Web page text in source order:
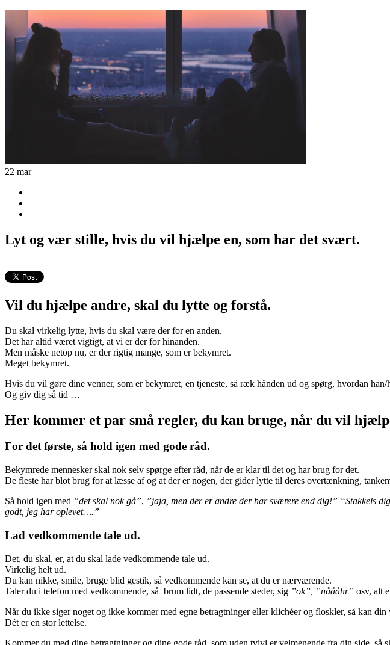
22 mar
Lyt og vær stille, hvis du vil hjælpe en, som har det svært.
Vil du hjælpe andre, skal du lytte og forstå.
Du skal virkelig lytte, hvis du skal være der for en anden.
Det har altid været vigtigt, at vi er der for hinanden.
Men måske netop nu, er der rigtig mange, som er bekymret.
Meget bekymret.
Hvis du vil gøre dine venner, som er bekymret, en tjeneste, så ræk hånden ud og spørg, hvordan han/
Og giv dig så tid …
Her kommer et par små regler, du kan bruge, når du vil
For det første, så hold igen med gode råd.
Bekymrede mennesker skal nok selv spørge efter råd, når de er klar til det og har brug for det.
De fleste har blot brug for at læsse af og at der er nogen, der gider lytte til deres overtænkning,
Så hold igen med ”det skal nok gå”, ”jaja, men der er andre der har sværere end dig!” “Stakkels
godt, jeg har oplevet….”
Lad vedkommende tale ud.
Det, du skal, er, at du skal lade vedkommende tale ud.
Virkelig helt ud.
Du kan nikke, smile, bruge blid gestik, så vedkommende kan se, at du er nærværende.
Taler du i telefon med vedkommende, så brum lidt, de passende steder, sig ”ok”, ”nåååhr” osv, alt
Når du ikke siger noget og ikke kommer med egne betragtninger eller klichéer og floskler, så kan
Dét er en stor lettelse.
Kommer du med dine betragtninger og dine gode råd, som uden tvivl er velmenende fra din side,